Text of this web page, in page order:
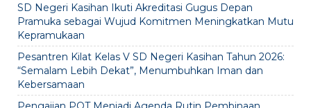
SD Negeri Kasihan Ikuti Akreditasi Gugus Depan
Pramuka sebagai Wujud Komitmen Meningkatkan Mutu
Kepramukaan
Pesantren Kilat Kelas V SD Negeri Kasihan Tahun 2026:
“Semalam Lebih Dekat”, Menumbuhkan Iman dan
Kebersamaan